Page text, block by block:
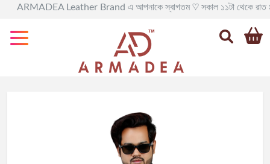
ARMADEA Leather Brand এ আপনাকে স্বাগতম ♡ সকাল ১১টা থেকে রাত ৯টা